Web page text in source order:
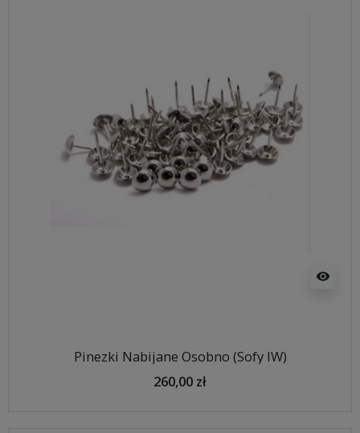
visibility
Pinezki Nabijane Osobno (Sofy IW)
260,00 zł